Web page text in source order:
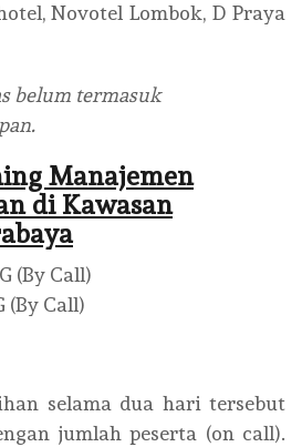
Novotel Lombok, D Praya
belum termasuk
Manajemen
di Kawasan
(By Call)
(By Call)
selama dua hari tersebut
jumlah peserta (on call).